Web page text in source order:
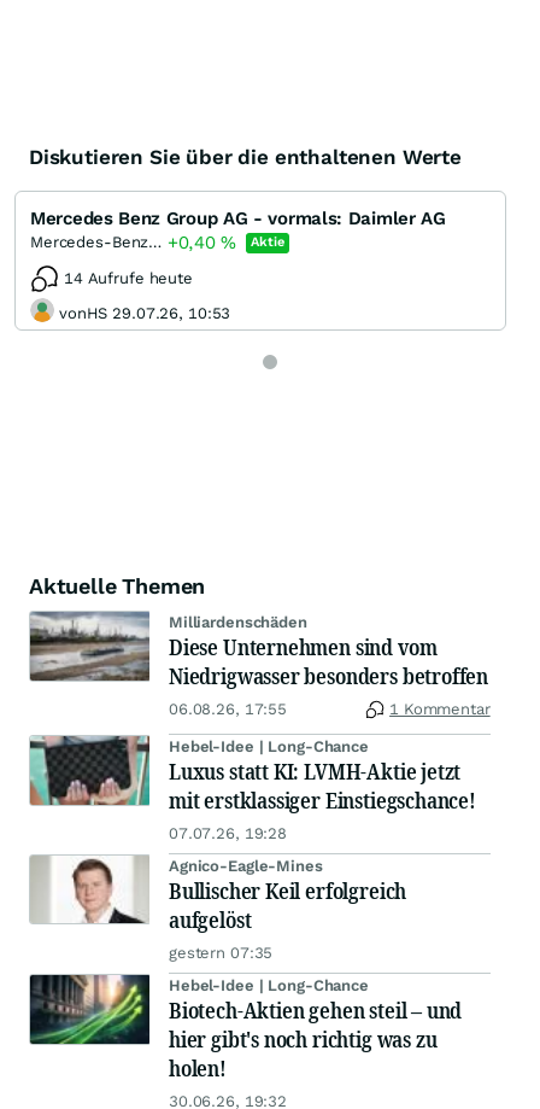
Diskutieren Sie über die enthaltenen Werte
Mercedes Benz Group AG - vormals: Daimler AG
Mercedes-Benz Group +0,40% Aktie
14 Aufrufe heute
vonHS 29.07.26, 10:53
Aktuelle Themen
Milliardenschäden
Diese Unternehmen sind vom
Niedrigwasser besonders betroffen
06.08.26, 17:55 1 Kommentar
Hebel-Idee | Long-Chance
Luxus statt KI: LVMH-Aktie jetzt
mit erstklassiger Einstiegschance!
07.07.26, 19:28
Agnico-Eagle-Mines
Bullischer Keil erfolgreich
aufgelöst
gestern 07:35
Hebel-Idee | Long-Chance
Biotech-Aktien gehen steil – und
hier gibt's noch richtig was zu
holen!
30.06.26, 19:32